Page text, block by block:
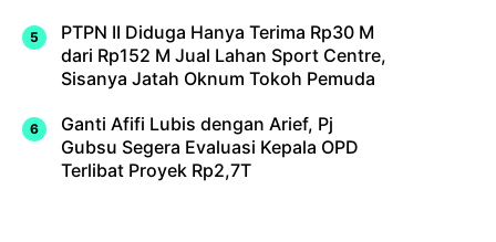
PTPN II Diduga Hanya Terima Rp30 M
dari Rp152 M Jual Lahan Sport Centre,
Sisanya Jatah Oknum Tokoh Pemuda
Ganti Afifi Lubis dengan Arief, Pj
Gubsu Segera Evaluasi Kepala OPD
Terlibat Proyek Rp2,7T